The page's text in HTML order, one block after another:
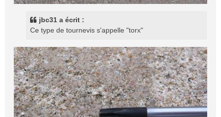
jbc31 a écrit :
Ce type de tournevis s'appelle "torx"